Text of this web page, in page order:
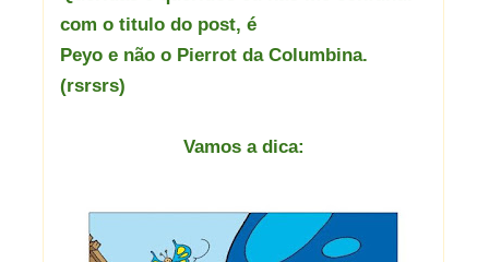
com o titulo do post, é
Peyo e não o Pierrot da Columbina.
(rsrsrs)
Vamos a dica: